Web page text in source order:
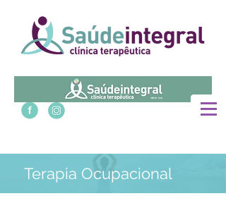
Terapia Ocupacional